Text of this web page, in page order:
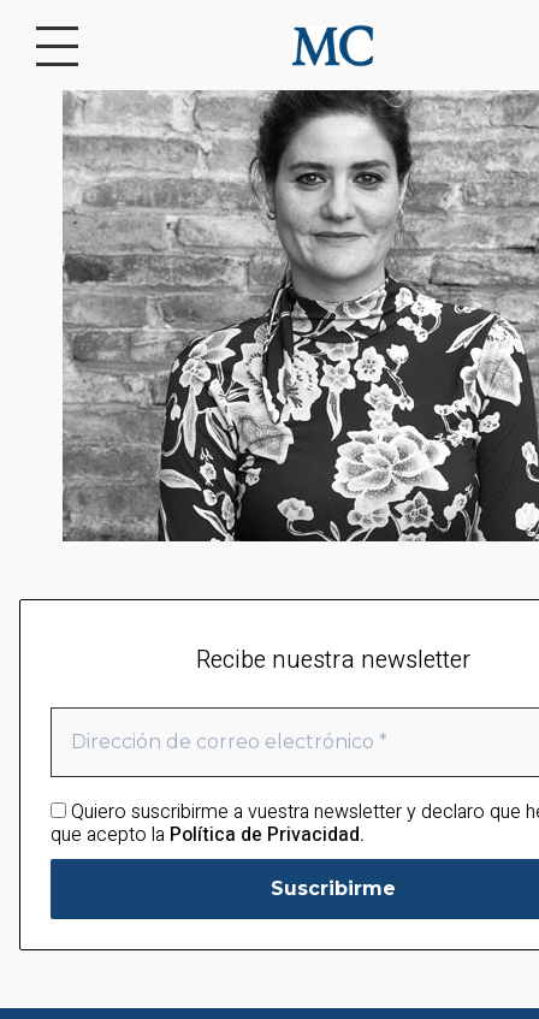
Recibe nuestra newsletter
Quiero suscribirme a vuestra newsletter y declaro que
que acepto la Política de Privacidad.